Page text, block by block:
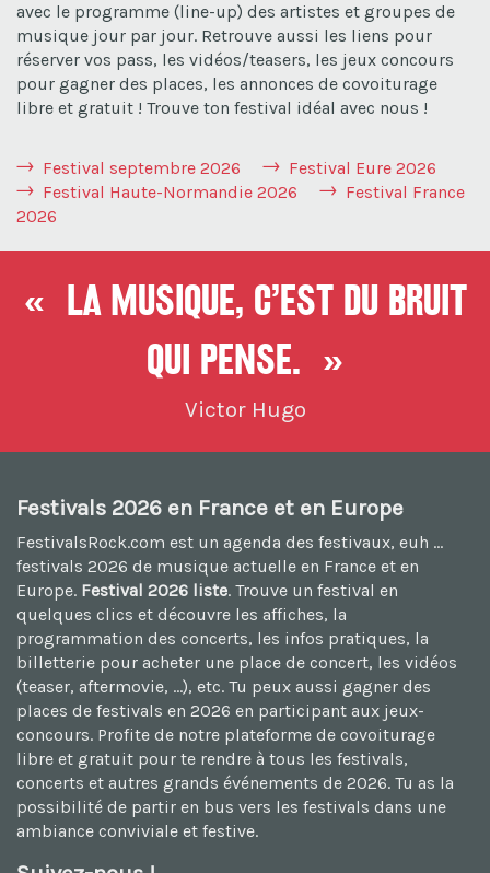
avec le programme (line-up) des artistes et groupes de
musique jour par jour. Retrouve aussi les liens pour
réserver vos pass, les vidéos/teasers, les jeux concours
pour gagner des places, les annonces de covoiturage
libre et gratuit ! Trouve ton festival idéal avec nous !
Festival septembre 2026
Festival Eure 2026
Festival Haute-Normandie 2026
Festival France
2026
« La musique, c’est du bruit
qui pense. »
Victor Hugo
Festivals 2026 en France et en Europe
FestivalsRock.com est un agenda des festivaux, euh ...
festivals 2026 de musique actuelle en France et en
Europe. Festival 2026 liste. Trouve un festival en
quelques clics et découvre les affiches, la
programmation des concerts, les infos pratiques, la
billetterie pour acheter une place de concert, les vidéos
(teaser, aftermovie, ...), etc. Tu peux aussi gagner des
places de festivals en 2026 en participant aux jeux-
concours. Profite de notre plateforme de covoiturage
libre et gratuit pour te rendre à tous les festivals,
concerts et autres grands événements de 2026. Tu as la
possibilité de partir en bus vers les festivals dans une
ambiance conviviale et festive.